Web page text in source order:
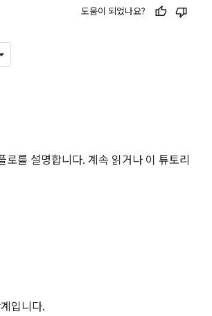
도움이 되었나요?
를 설명합니다. 계속 읽거나 이 튜토리
입니다.